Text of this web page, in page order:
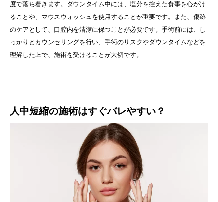
度で落ち着きます。ダウンタイム中には、塩分を控えた食事を心がけ
ることや、マウスウォッシュを使用することが重要です。また、傷跡
のケアとして、口腔内を清潔に保つことが必要です。手術前には、し
っかりとカウンセリングを行い、手術のリスクやダウンタイムなどを
理解した上で、施術を受けることが大切です。
人中短縮の施術はすぐバレやすい？